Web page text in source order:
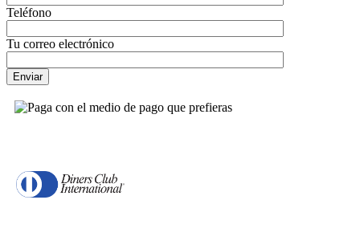
Teléfono
Tu correo electrónico